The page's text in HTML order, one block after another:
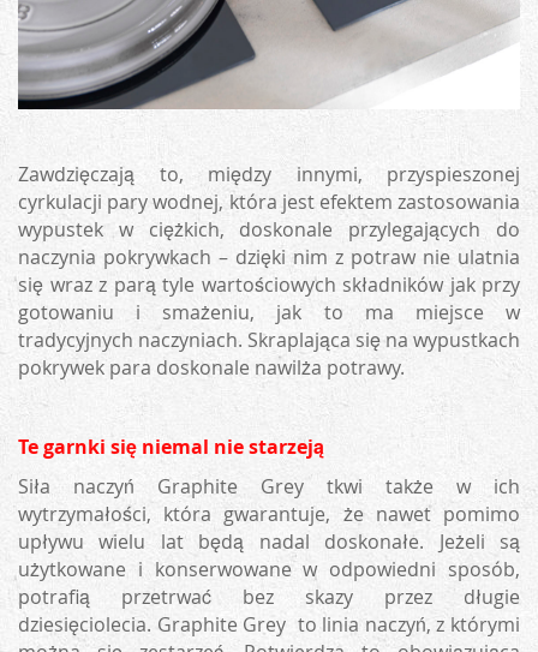
Zawdzięczają to, między innymi, przyspieszonej
cyrkulacji pary wodnej, która jest efektem zastosowania
wypustek w ciężkich, doskonale przylegających do
naczynia pokrywkach – dzięki nim z potraw nie ulatnia
się wraz z parą tyle wartościowych składników jak przy
gotowaniu i smażeniu, jak to ma miejsce w
tradycyjnych naczyniach. Skraplająca się na wypustkach
pokrywek para doskonale nawilża potrawy.
Te garnki się niemal nie starzeją
Siła naczyń Graphite Grey tkwi także w ich
wytrzymałości, która gwarantuje, że nawet pomimo
upływu wielu lat będą nadal doskonałe. Jeżeli są
użytkowane i konserwowane w odpowiedni sposób,
potrafią przetrwać bez skazy przez długie
dziesięciolecia. Graphite Grey to linia naczyń, z którymi